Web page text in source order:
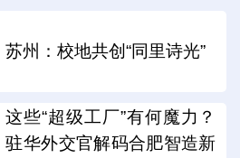
苏州：校地共创“同里诗光”
这些“超级工厂”有何魔力？
驻华外交官解码合肥智造新